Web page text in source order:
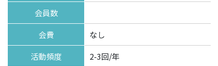
会員数
会費
なし
活動頻度
2-3回/年